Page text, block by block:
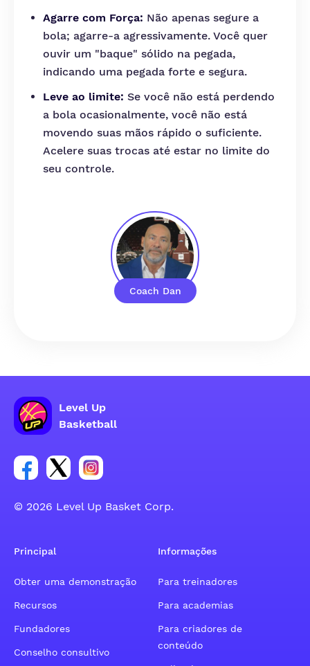
Coach Dan
Agarre com Força: Não apenas segure a
bola; agarre-a agressivamente. Você quer
ouvir um "baque" sólido na pegada,
indicando uma pegada forte e segura.
Leve ao limite: Se você não está perdendo
a bola ocasionalmente, você não está
movendo suas mãos rápido o suficiente.
Acelere suas trocas até estar no limite do
seu controle.
Level Up
Basketball
Link para o grupo social da conta do Facebook
Link para o grupo social da conta do tweeter
Link para o grupo social da conta do
© 2026 Level Up Basket Corp.
Principal
Obter uma demonstração
Recursos
Fundadores
Conselho consultivo
Informações
Para treinadores
Para academias
Para criadores de
conteúdo